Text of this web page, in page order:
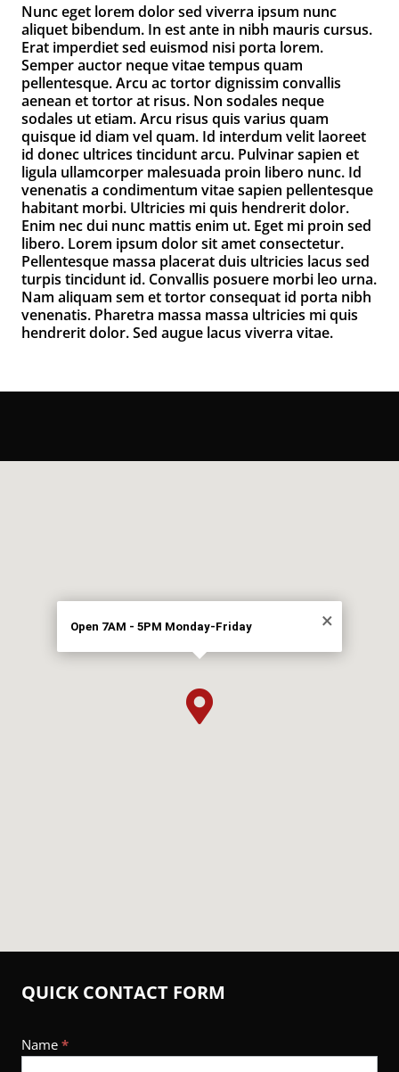
Nunc eget lorem dolor sed viverra ipsum nunc
aliquet bibendum. In est ante in nibh mauris cursus.
Erat imperdiet sed euismod nisi porta lorem.
Semper auctor neque vitae tempus quam
pellentesque. Arcu ac tortor dignissim convallis
aenean et tortor at risus. Non sodales neque
sodales ut etiam. Arcu risus quis varius quam
quisque id diam vel quam. Id interdum velit laoreet
id donec ultrices tincidunt arcu. Pulvinar sapien et
ligula ullamcorper malesuada proin libero nunc. Id
venenatis a condimentum vitae sapien pellentesque
habitant morbi. Ultricies mi quis hendrerit dolor.
Enim nec dui nunc mattis enim ut. Eget mi proin sed
libero. Lorem ipsum dolor sit amet consectetur.
Pellentesque massa placerat duis ultricies lacus sed
turpis tincidunt id. Convallis posuere morbi leo urna.
Nam aliquam sem et tortor consequat id porta nibh
venenatis. Pharetra massa massa ultricies mi quis
hendrerit dolor. Sed augue lacus viverra vitae.

×
Open 7AM - 5PM Monday-Friday
QUICK CONTACT FORM
Footer
Contact
Name *